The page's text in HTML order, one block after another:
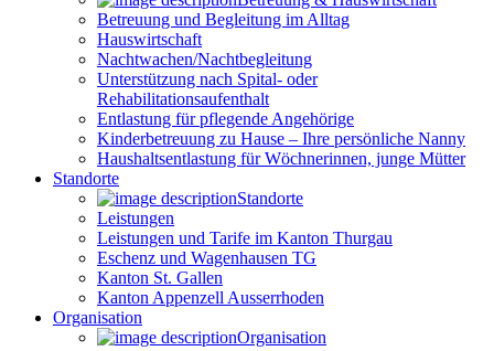
Betreuung und Begleitung im Alltag
Hauswirtschaft
Nachtwachen/Nachtbegleitung
Unterstützung nach Spital- oder
Rehabilitationsaufenthalt
Entlastung für pflegende Angehörige
Kinderbetreuung zu Hause – Ihre persönliche Nanny
Haushaltsentlastung für Wöchnerinnen, junge Mütter
Standorte
Standorte
Leistungen
Leistungen und Tarife im Kanton Thurgau
Eschenz und Wagenhausen TG
Kanton St. Gallen
Kanton Appenzell Ausserrhoden
Organisation
Organisation